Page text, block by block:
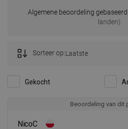
Algemene beoordeling
landen)
Gekocht
Sorteer op:Laatste
Beoordeling van dit
NicoC